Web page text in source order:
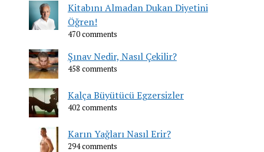
Kitabını Almadan Dukan Diyetini
Öğren!
470 comments
Şınav Nedir, Nasıl Çekilir?
458 comments
Kalça Büyütücü Egzersizler
402 comments
Karın Yağları Nasıl Erir?
294 comments